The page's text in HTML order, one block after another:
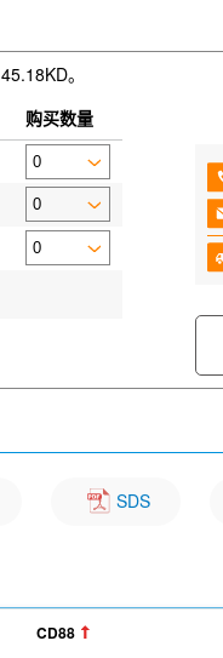
。
购买数量
SDS
CD88